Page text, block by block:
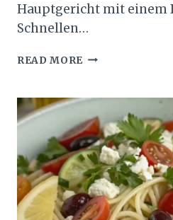
Hauptgericht mit einem
Schnellen…
READ MORE SCHNELLE
BLECH
–
EINFACH
&
KNUSPRIG